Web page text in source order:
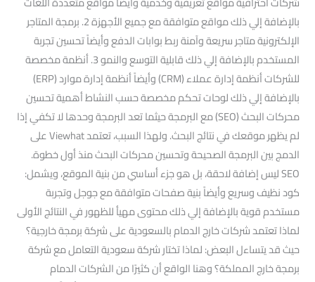
بالإضافة إلي ذلك مواقع متوافقة مع جميع الأجهزة 2. برمجة المتاجر
الإلكترونية متاجر سريعة وآمنة ربط بوابات الدفع وأيضاً تحسين تجربة
المستخدم بالإضافة إلي ذلك قابلية التوسع والنمو 3. أنظمة مخصصة
للشركات أنظمة إدارة عملاء (CRM) وأيضاً أنظمة إدارة موارد (ERP)
بالإضافة إلي ذلك لوحات تحكم مخصصة حسب النشاط أهمية تحسين
محركات البحث (SEO) مع البرمجة حيثما تعد البرمجة وحدها لا تكفي إذا
لم يظهر موقعك في نتائج البحث. ولهذا السبب، تعتمد Viewhat على
الدمج بين البرمجة الصحيحة وتحسين محركات البحث منذ أول خطوة.
SEO ليس إضافة لاحقة، بل هو جزء أساسي من بنية الموقع، ويشمل:
كود نظيف وسريع وأيضاً بنية صفحات متوافقة مع جوجل وتجربة
مستخدم قوية بالإضافة إلي ذلك محتوى مهيأ للظهور في النتائج الأولى
لماذا تعتمد شركات خارج الدمام بالسعودية على شركة برمجة خارجية؟
حيث قد يتساءل البعض: لماذا تختار شركة سعودية التعامل مع شركة
برمجة خارج المملكة؟ وهنا الواقع أن كثيرًا من الشركات الدمام